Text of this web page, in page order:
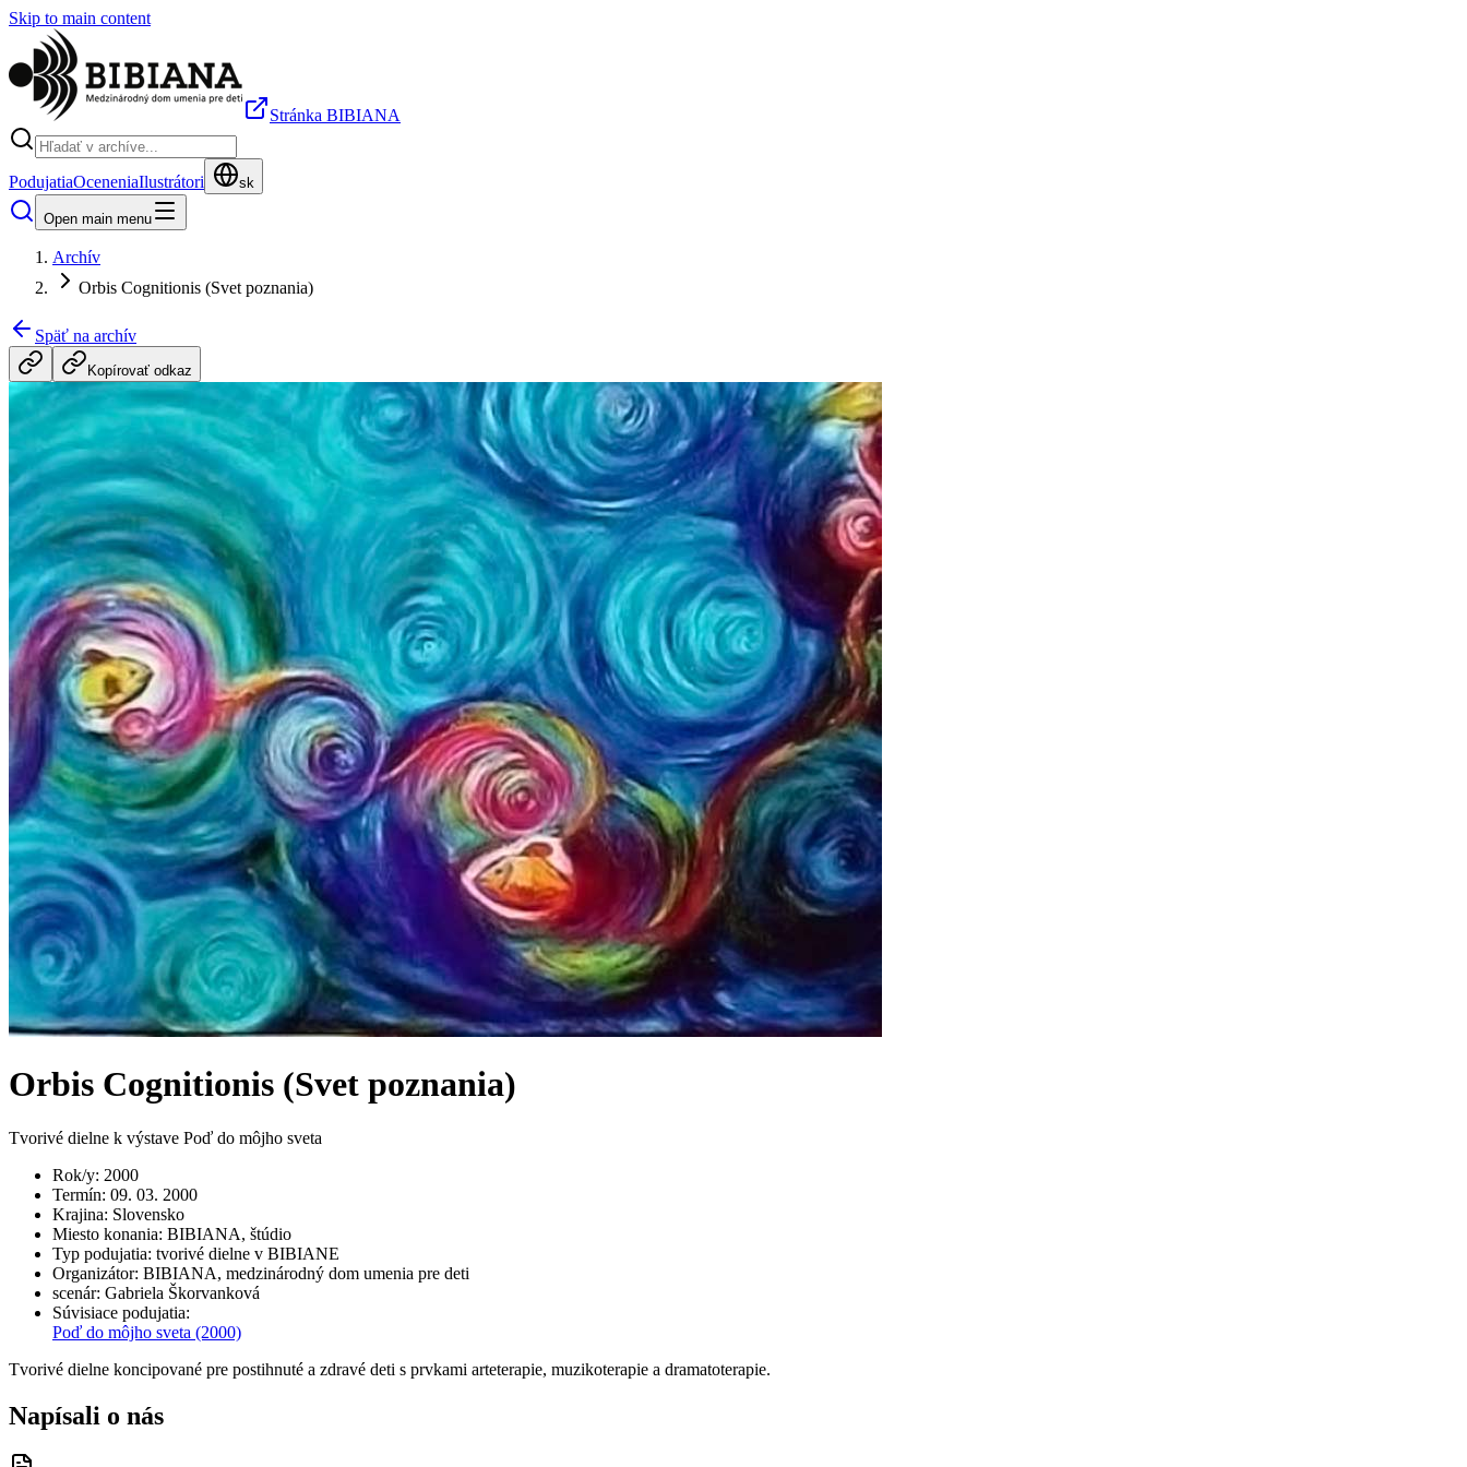
Skip to main content
Stránka BIBIANA
PodujatiaOceneniaIlustrátori sk
Open main menu
Archív
Orbis Cognitionis (Svet poznania)
Späť na archív
Kopírovať odkaz
Orbis Cognitionis (Svet poznania)
Tvorivé dielne k výstave Poď do môjho sveta
Rok/y: 2000
Termín: 09. 03. 2000
Krajina: Slovensko
Miesto konania: BIBIANA, štúdio
Typ podujatia: tvorivé dielne v BIBIANE
Organizátor: BIBIANA, medzinárodný dom umenia pre deti
scenár: Gabriela Škorvanková
Súvisiace podujatia:
Poď do môjho sveta (2000)
Tvorivé dielne koncipované pre postihnuté a zdravé deti s prvkami arteterapie, muzikoterapie a dramatoterapie.
Napísali o nás